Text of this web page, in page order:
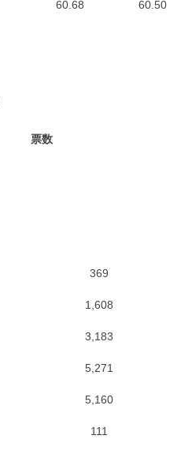
60.68
60.50
票数
369
1,608
3,183
5,271
5,160
111